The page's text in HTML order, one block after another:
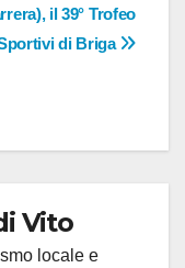
il 39° Trofeo
di Briga
Vito
locale e